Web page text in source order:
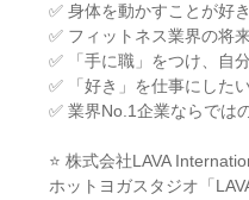
✅ 身体を動かすことが好
✅ フィットネス業界の将
✅ 「手に職」をつけ、自
✅ 「好き」を仕事にした
✅ 業界No.1企業ならでは
⭐ 株式会社LAVA
ホットヨガスタジオ「